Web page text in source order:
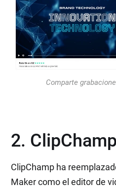
Comparte
2. ClipChamp
ClipChamp ha
Maker como el editor de